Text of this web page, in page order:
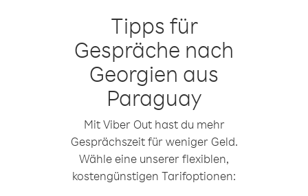
Tipps für
Gespräche nach
Georgien aus
Paraguay
Mit Viber Out hast du mehr
Gesprächszeit für weniger Geld.
Wähle eine unserer flexiblen,
kostengünstigen Tarifoptionen: